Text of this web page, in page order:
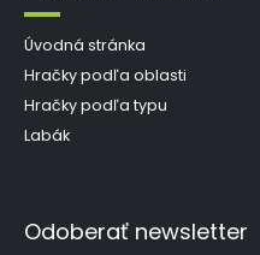
Úvodná stránka
Hračky podľa oblasti
Hračky podľa typu
Labák
Odoberať newsletter